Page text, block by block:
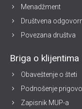
Menadžment
Društvena
Povezana društva
Briga o klijentima
Obaveštenje o šteti
Podnošenje
Zapisnik MUP-a